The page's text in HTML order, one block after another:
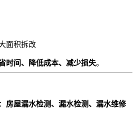
面积拆改
时间、降低成本、减少损失。
房屋漏水检测、漏水检测、漏水维修